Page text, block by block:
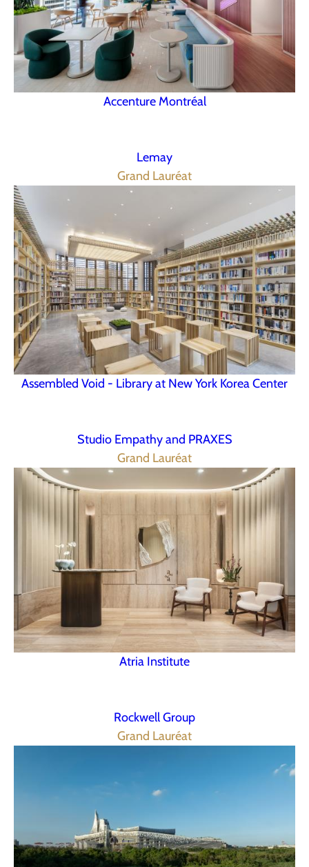
Accenture Montréal
Lemay
Grand Lauréat
Assembled Void - Library at New York Korea Center
Studio Empathy and PRAXES
Grand Lauréat
Atria Institute
Rockwell Group
Grand Lauréat